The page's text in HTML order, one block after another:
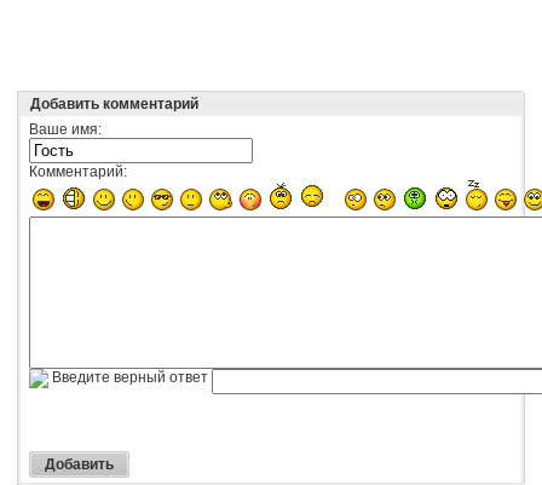
Добавить комментарий
Ваше имя:
Комментарий:
Введите верный ответ